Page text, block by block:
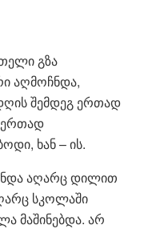
გზა
აღმოჩნდა,
შემდეგ ერთად
ერთად
ხან – ის.
აღარც დილით
სკოლაში
მაშინებდა. არ